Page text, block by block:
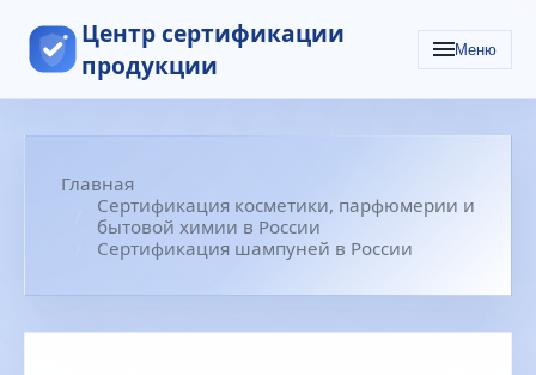
Центр сертификации
продукции
Меню
Главная
Сертификация косметики, парфюмерии и
бытовой химии в России
Сертификация шампуней в России